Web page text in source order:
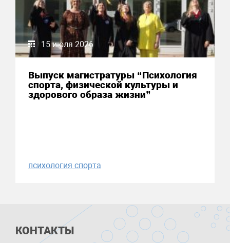
15 июля 2026
Выпуск магистратуры “Психология
спорта, физической культуры и
здорового образа жизни”
психология спорта
КОНТАКТЫ